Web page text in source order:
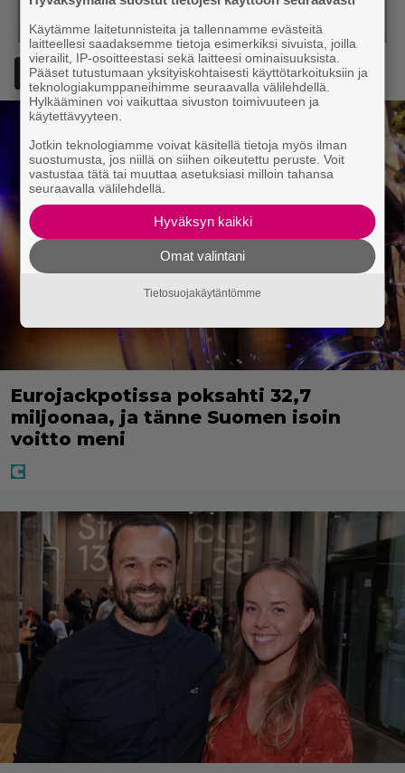
Lisää Episodi Googlen suosituksi lähteeksi
Eurojackpotissa poksahti 32,7
miljoonaa, ja tänne Suomen isoin
voitto meni
Käytämme laitetunnisteita ja tallennamme evästeitä
laitteellesi saadaksemme tietoja esimerkiksi sivuista, joilla
vierailit, IP-osoitteestasi sekä laitteesi ominaisuuksista.
Pääset tutustumaan yksityiskohtaisesti käyttötarkoituksiin ja
teknologiakumppaneihimme seuraavalla välilehdellä.
Hylkääminen voi vaikuttaa sivuston toimivuuteen ja
käytettävyyteen.
Jotkin teknologiamme voivat käsitellä tietoja myös ilman
suostumusta, jos niillä on siihen oikeutettu peruste. Voit
vastustaa tätä tai muuttaa asetuksiasi milloin tahansa
seuraavalla välilehdellä.
Hyväksyn kaikki
Omat valintani
Tietosuojakäytäntömme